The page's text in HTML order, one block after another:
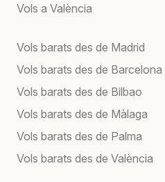
Vols a València
Vols barats des de Madrid
Vols barats des de Barcelona
Vols barats des de Bilbao
Vols barats des de Màlaga
Vols barats des de Palma
Vols barats des de València